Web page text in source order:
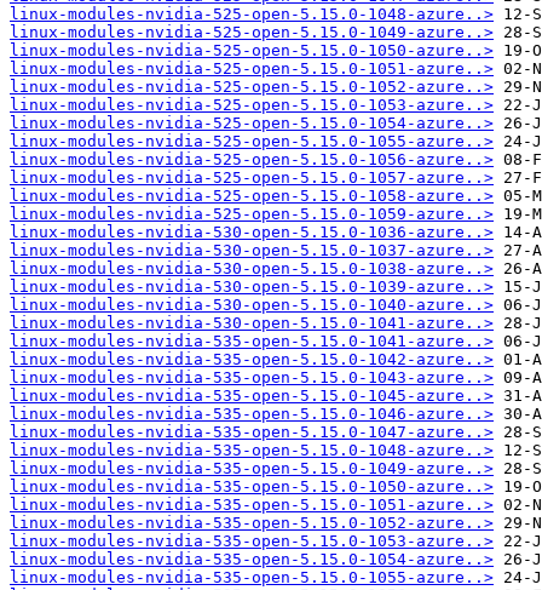
linux-modules-nvidia-525-open-5.15.0-1048-azure..>
linux-modules-nvidia-525-open-5.15.0-1049-azure..>
linux-modules-nvidia-525-open-5.15.0-1050-azure..>
linux-modules-nvidia-525-open-5.15.0-1051-azure..>
linux-modules-nvidia-525-open-5.15.0-1052-azure..>
linux-modules-nvidia-525-open-5.15.0-1053-azure..>
linux-modules-nvidia-525-open-5.15.0-1054-azure..>
linux-modules-nvidia-525-open-5.15.0-1055-azure..>
linux-modules-nvidia-525-open-5.15.0-1056-azure..>
linux-modules-nvidia-525-open-5.15.0-1057-azure..>
linux-modules-nvidia-525-open-5.15.0-1058-azure..>
linux-modules-nvidia-525-open-5.15.0-1059-azure..>
linux-modules-nvidia-530-open-5.15.0-1036-azure..>
linux-modules-nvidia-530-open-5.15.0-1037-azure..>
linux-modules-nvidia-530-open-5.15.0-1038-azure..>
linux-modules-nvidia-530-open-5.15.0-1039-azure..>
linux-modules-nvidia-530-open-5.15.0-1040-azure..>
linux-modules-nvidia-530-open-5.15.0-1041-azure..>
linux-modules-nvidia-535-open-5.15.0-1041-azure..>
linux-modules-nvidia-535-open-5.15.0-1042-azure..>
linux-modules-nvidia-535-open-5.15.0-1043-azure..>
linux-modules-nvidia-535-open-5.15.0-1045-azure..>
linux-modules-nvidia-535-open-5.15.0-1046-azure..>
linux-modules-nvidia-535-open-5.15.0-1047-azure..>
linux-modules-nvidia-535-open-5.15.0-1048-azure..>
linux-modules-nvidia-535-open-5.15.0-1049-azure..>
linux-modules-nvidia-535-open-5.15.0-1050-azure..>
linux-modules-nvidia-535-open-5.15.0-1051-azure..>
linux-modules-nvidia-535-open-5.15.0-1052-azure..>
linux-modules-nvidia-535-open-5.15.0-1053-azure..>
linux-modules-nvidia-535-open-5.15.0-1054-azure..>
linux-modules-nvidia-535-open-5.15.0-1055-azure..>